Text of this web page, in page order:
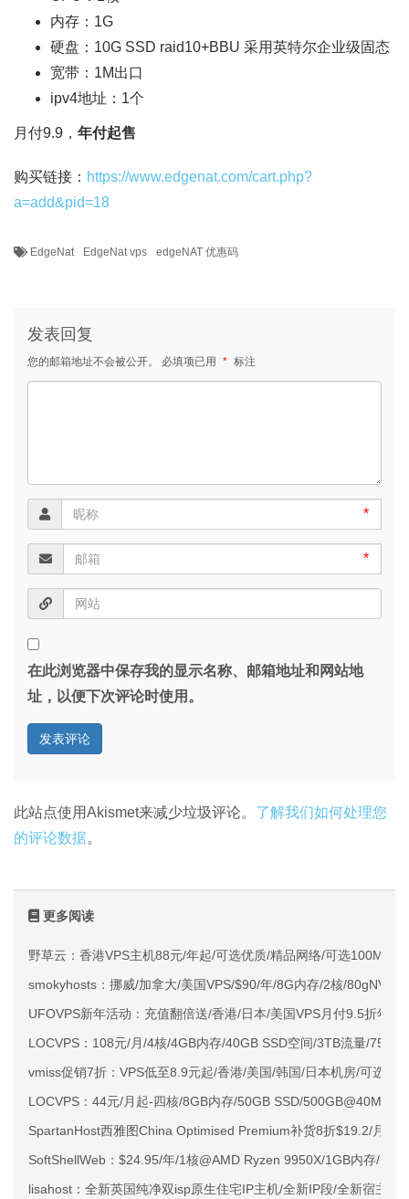
内存：1G
硬盘：10G SSD raid10+BBU 采用英特尔企业级固态
宽带：1M出口
ipv4地址：1个
月付9.9， 年付起售
购买链接： https://www.edgenat.com/cart.php?
a=add&pid=18
EdgeNat EdgeNat vps edgeNAT 优惠码
发表回复
您的邮箱地址不会被公开。 必填项已用 * 标注
*
*
在此浏览器中保存我的显示名称、邮箱地址和网站地
址，以便下次评论时使用。
此站点使用Akismet来减少垃圾评论。 了解我们如何处理您
的评论数据。
更多阅读
野草云：香港VPS主机88元/年起/可选优质/精品网络/可选100M不
smokyhosts：挪威/加拿大/美国VPS/$90/年/8G内存/2核/
UFOVPS新年活动：充值翻倍送/香港/日本/美国VPS月付9.5折年
LOCVPS：108元/月/4核/4GB内存/40GB SSD空间/3TB流量/
vmiss促销7折：VPS低至8.9元起/香港/美国/韩国/日本机房/可选
LOCVPS：44元/月起-四核/8GB内存/50GB SSD/
SpartanHost西雅图China Optimised Premium补货8折$19.2/月起
SoftShellWeb：$24.95/年/1核@AMD Ryzen 9950X/1GB内存/
lisahost：全新英国纯净双isp原生住宅IP主机/全新IP段/全新宿主机